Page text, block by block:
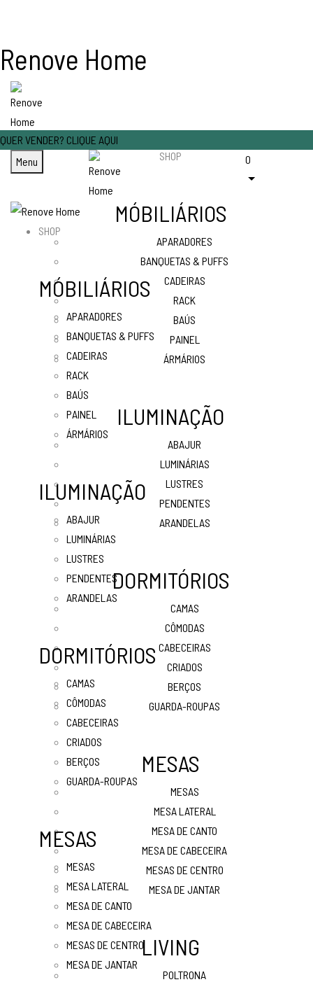
Renove Home
SHOP
MÓBILIÁRIOS
APARADORES
BANQUETAS & PUFFS
CADEIRAS
RACK
BAÚS
PAINEL
ÁRMÁRIOS
ILUMINAÇÃO
ABAJUR
LUMINÁRIAS
LUSTRES
PENDENTES
ARANDELAS
DORMITÓRIOS
CAMAS
CÔMODAS
CABECEIRAS
CRIADOS
BERÇOS
GUARDA-ROUPAS
MESAS
MESAS
MESA LATERAL
MESA DE CANTO
MESA DE CABECEIRA
MESAS DE CENTRO
MESA DE JANTAR
LIVING
POLTRONA
QUER VENDER? CLIQUE AQUI
Menu
0
SHOP
MÓBILIÁRIOS
APARADORES
BANQUETAS & PUFFS
CADEIRAS
RACK
BAÚS
PAINEL
ÁRMÁRIOS
ILUMINAÇÃO
ABAJUR
LUMINÁRIAS
LUSTRES
PENDENTES
ARANDELAS
DORMITÓRIOS
CAMAS
CÔMODAS
CABECEIRAS
CRIADOS
BERÇOS
GUARDA-ROUPAS
MESAS
MESAS
MESA LATERAL
MESA DE CANTO
MESA DE CABECEIRA
MESAS DE CENTRO
MESA DE JANTAR